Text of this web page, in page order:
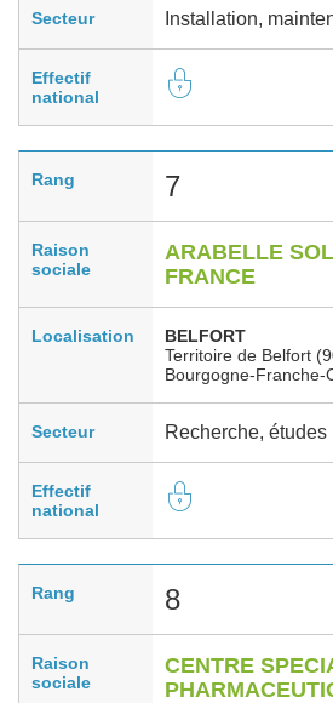
Secteur Installation,
Effectif
national
Rang 7
Raison
sociale
ARABELLE
FRANCE
Localisation
BELFORT
Territoire de Belfort
Bourgogne-Franche-
Secteur Recherche, études
Effectif
national
Rang 8
Raison
sociale
CENTRE